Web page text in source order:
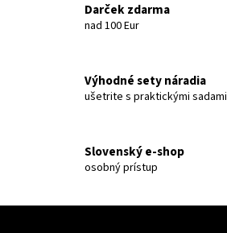
Darček zdarma
nad 100 Eur
Výhodné sety náradia
ušetrite s praktickými sadami
Slovenský e-shop
osobný prístup